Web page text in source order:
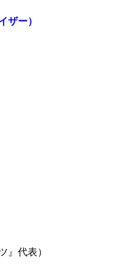
ザー）
』代表）